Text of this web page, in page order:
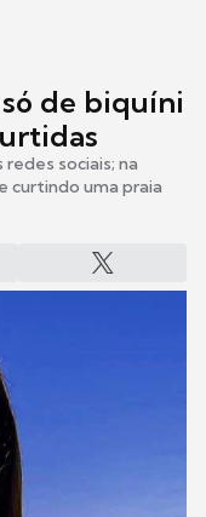
de biquíni
sociais; na
curtindo uma praia